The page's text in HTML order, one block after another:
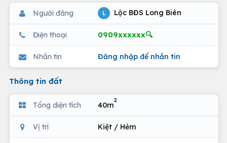
Người đăng L Lộc BĐS Long Biên
Điện thoại 0909xxxxxx🔍
Nhắn tin Đăng nhập để nhắn tin
Thông tin đất
Tổng diện tích 40m
2
Vị trí Kiệt / Hẻm